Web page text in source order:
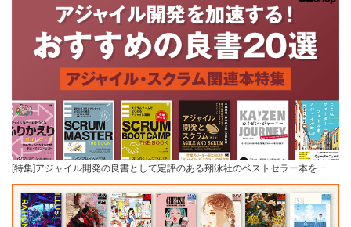
[特集]アジャイル開発の良書として定評のある翔泳社のベストセラー本を一…